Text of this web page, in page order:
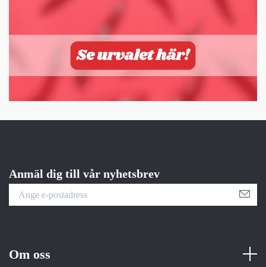
Anmäl dig till vår nyhetsbrev
Om oss